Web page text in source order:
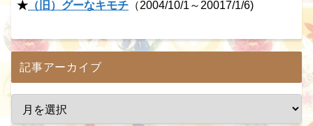
★ （旧）グーなキモチ （2004/10/1～20017/1/6)
記事アーカイブ